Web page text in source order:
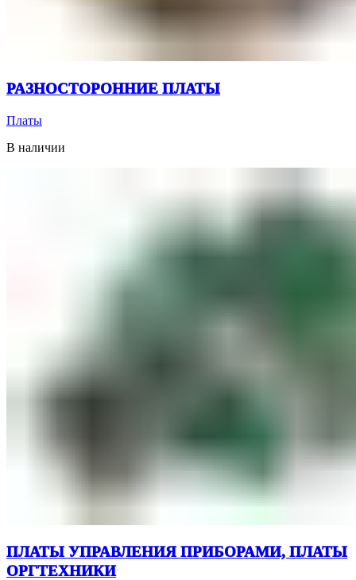
РАЗНОСТОРОННИЕ ПЛАТЫ
Платы
В наличии
ПЛАТЫ УПРАВЛЕНИЯ ПРИБОРАМИ, ПЛАТЫ
ОРГТЕХНИКИ